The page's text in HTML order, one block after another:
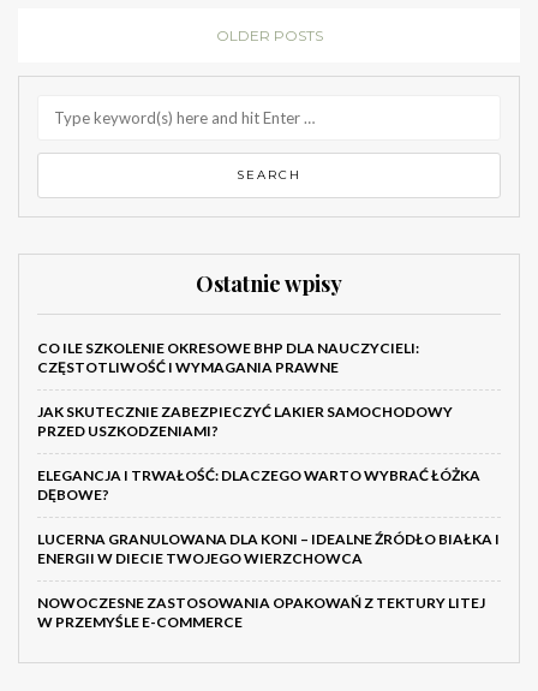
OLDER POSTS
Ostatnie wpisy
CO ILE SZKOLENIE OKRESOWE BHP DLA NAUCZYCIELI:
CZĘSTOTLIWOŚĆ I WYMAGANIA PRAWNE
JAK SKUTECZNIE ZABEZPIECZYĆ LAKIER SAMOCHODOWY
PRZED USZKODZENIAMI?
ELEGANCJA I TRWAŁOŚĆ: DLACZEGO WARTO WYBRAĆ ŁÓŻKA
DĘBOWE?
LUCERNA GRANULOWANA DLA KONI – IDEALNE ŹRÓDŁO BIAŁKA I
ENERGII W DIECIE TWOJEGO WIERZCHOWCA
NOWOCZESNE ZASTOSOWANIA OPAKOWAŃ Z TEKTURY LITEJ
W PRZEMYŚLE E-COMMERCE